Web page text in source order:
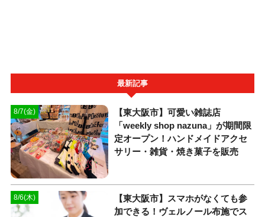
最新記事
8/7(金)
【東大阪市】可愛い雑誌店
「weekly shop nazuna」が期間限
定オープン！ハンドメイドアクセ
サリー・雑貨・焼き菓子を販売
8/6(木)
【東大阪市】スマホがなくても参
加できる！ヴェルノール布施でス